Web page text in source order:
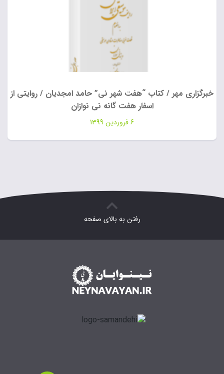
خبرگزاری مهر / کتاب “هفت شهر نی” حامد امجدیان / روایتی از
اسفار هفت گانه نی نوازان
6 فروردین 1399
رفتن به بالای صفحه